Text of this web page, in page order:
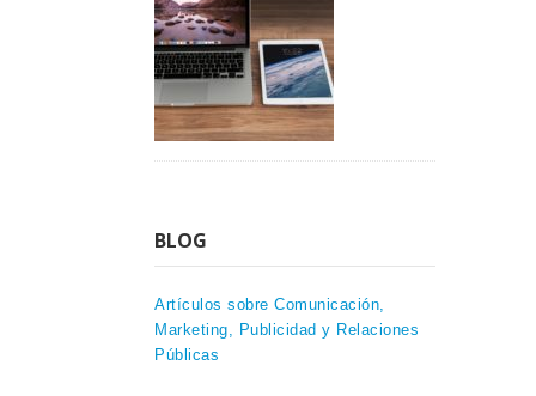
BLOG
Artículos sobre Comunicación,
Marketing, Publicidad y Relaciones
Públicas